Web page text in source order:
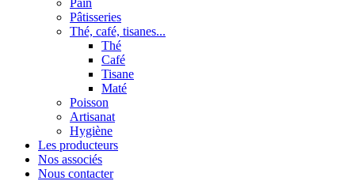
Pain
Pâtisseries
Thé, café, tisanes...
Thé
Café
Tisane
Maté
Poisson
Artisanat
Hygiène
Les producteurs
Nos associés
Nous contacter